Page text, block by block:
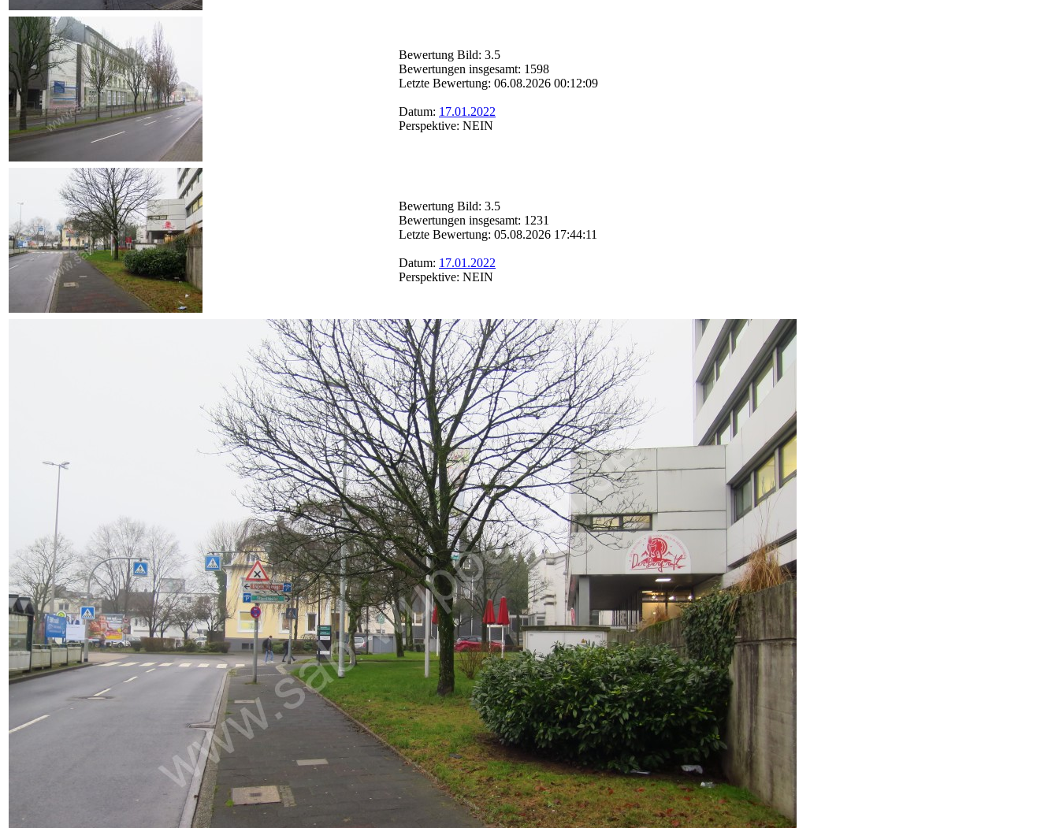
Bewertung Bild: 3.5
Bewertungen insgesamt: 1598
Letzte Bewertung: 06.08.2026 00:12:09
Datum: 17.01.2022
Perspektive: NEIN
Bewertung Bild: 3.5
Bewertungen insgesamt: 1231
Letzte Bewertung: 05.08.2026 17:44:11
Datum: 17.01.2022
Perspektive: NEIN